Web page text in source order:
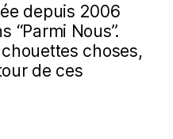
depuis 2006
“Parmi Nous”.
choses,
de ces